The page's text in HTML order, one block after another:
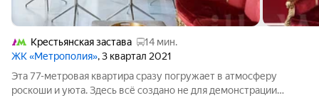
Крестьянская застава
14 мин.
ЖК «Метрополия», 3 квартал 2021
Эта 77-метровая квартира сразу погружает в атмосферу
роскоши и уюта. Здесь всё создано не для демонстрации